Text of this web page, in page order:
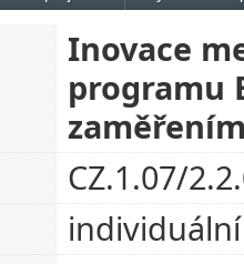
Inovace
programu
CZ.1.07/